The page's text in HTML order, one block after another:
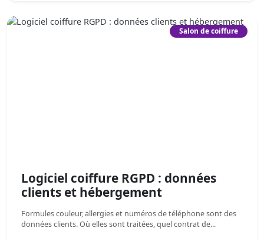
Salon de coiffure
Logiciel coiffure RGPD : données
clients et hébergement
Formules couleur, allergies et numéros de téléphone sont des
données clients. Où elles sont traitées, quel contrat de...